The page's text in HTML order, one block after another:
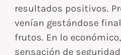
resultados positivos.
venían gestándose
frutos. En lo
sensación de